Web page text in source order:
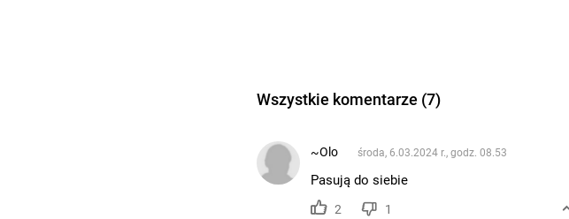
Wszystkie komentarze (7)
~Olo środa, 6.03.2024 r., godz. 08.53
Pasują do siebie
2 1